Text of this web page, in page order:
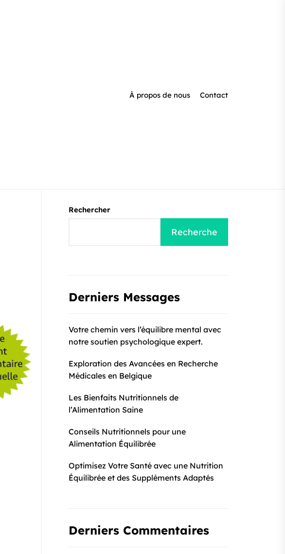
À propos de nous Contact
Rechercher
Recherche
Derniers Messages
Votre chemin vers l’équilibre mental avec
notre soutien psychologique expert.
Exploration des Avancées en Recherche
Médicales en Belgique
Les Bienfaits Nutritionnels de
l’Alimentation Saine
Conseils Nutritionnels pour une
Alimentation Équilibrée
Optimisez Votre Santé avec une Nutrition
Équilibrée et des Suppléments Adaptés
Derniers Commentaires